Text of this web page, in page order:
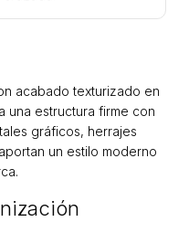
acabado texturizado en
una estructura firme con
gráficos, herrajes
un estilo moderno